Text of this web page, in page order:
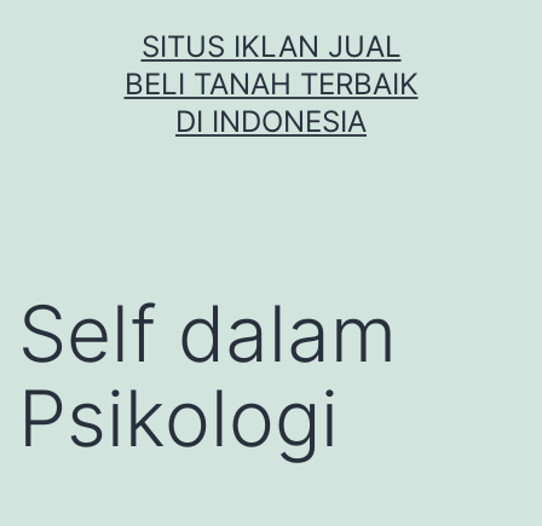
SITUS IKLAN JUAL
BELI TANAH TERBAIK
DI INDONESIA
Self dalam
Psikologi